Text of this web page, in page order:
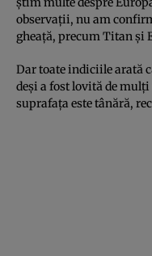
observații, nu am
gheață, precum Titan și
Dar toate indiciile arată
deși a fost lovită de mulți
suprafața este tânără,